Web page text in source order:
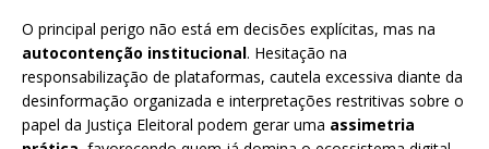
O principal perigo não está em decisões explícitas, mas na
autocontenção institucional. Hesitação na
responsabilização de plataformas, cautela excessiva diante da
desinformação organizada e interpretações restritivas sobre o
papel da Justiça Eleitoral podem gerar uma assimetria